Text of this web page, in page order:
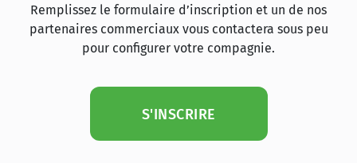
Remplissez le formulaire d’inscription et un de nos
partenaires commerciaux vous contactera sous peu
pour configurer votre compagnie.
S'INSCRIRE